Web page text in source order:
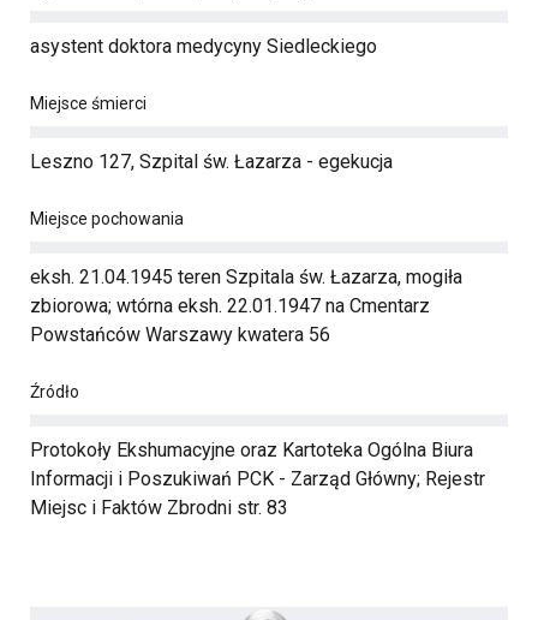
asystent doktora medycyny Siedleckiego
Miejsce śmierci
Leszno 127, Szpital św. Łazarza - egekucja
Miejsce pochowania
eksh. 21.04.1945 teren Szpitala św. Łazarza, mogiła
zbiorowa; wtórna eksh. 22.01.1947 na Cmentarz
Powstańców Warszawy kwatera 56
Źródło
Protokoły Ekshumacyjne oraz Kartoteka Ogólna Biura
Informacji i Poszukiwań PCK - Zarząd Główny; Rejestr
Miejsc i Faktów Zbrodni str. 83